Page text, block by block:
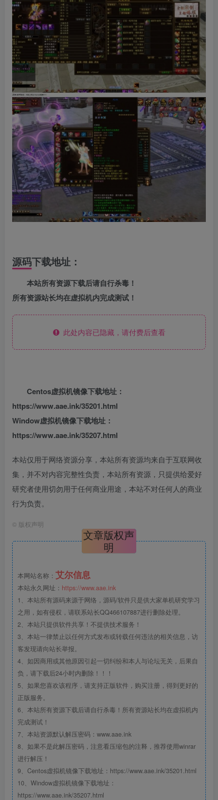
源码下载地址：
本站所有资源下载后请自行杀毒！
所有资源站长均在虚拟机内完成测试！
此处内容已隐藏，请付费后查看
Centos虚拟机镜像下载地址：
https://www.aae.ink/35201.html
Window虚拟机镜像下载地址：
https://www.aae.ink/35207.html
本站仅用于网络资源分享，本站所有资源均来自于互联网收
集，并不对内容完整性负责，本站所有资源，只提供给爱好
研究者使用切勿用于任何商业用途，本站不对任何人的商业
行为负责。
© 版权声明
文章版权声
明
本网站名称： 艾尔信息
本站永久网址： https://www.aae.ink
1、本站所有源码来源于网络，源码/软件只是供大家单机研究学习
之用，如有侵权，请联系站长QQ466107887进行删除处理。
2、本站只提供软件共享！不提供技术服务！
3、本站一律禁止以任何方式发布或转载任何违法的相关信息，访
客发现请向站长举报。
4、如因商用或其他原因引起一切纠纷和本人与论坛无关，后果自
负，请下载后24小时内删除！！！
5、如果您喜欢该程序，请支持正版软件，购买注册，得到更好的
正版服务。
6、本站所有资源下载后请自行杀毒！所有资源站长均在虚拟机内
完成测试！
7、本站资源默认解压密码：www.aae.ink
8、如果不是此解压密码，注意看压缩包的注释，推荐使用winrar
进行解压！
9、Centos虚拟机镜像下载地址：https://www.aae.ink/35201.html
10、Window虚拟机镜像下载地址：
https://www.aae.ink/35207.html